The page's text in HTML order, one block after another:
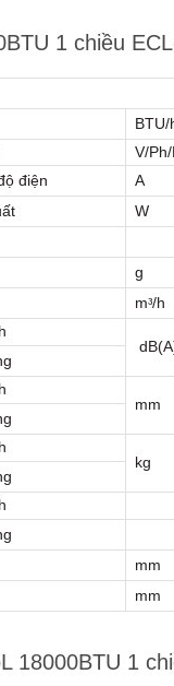
1 chiều
BTU/
V/
điện
A
W
g
mᵌ/h
mm
kg
mm
mm
18000BTU 1